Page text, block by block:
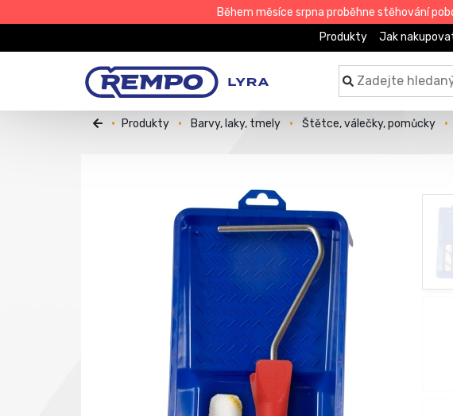
Během měsíce srpna proběhne stěhování
Produkty
Jak
Produkty Barvy, laky, tmely Štětce, válečky, pomůcky